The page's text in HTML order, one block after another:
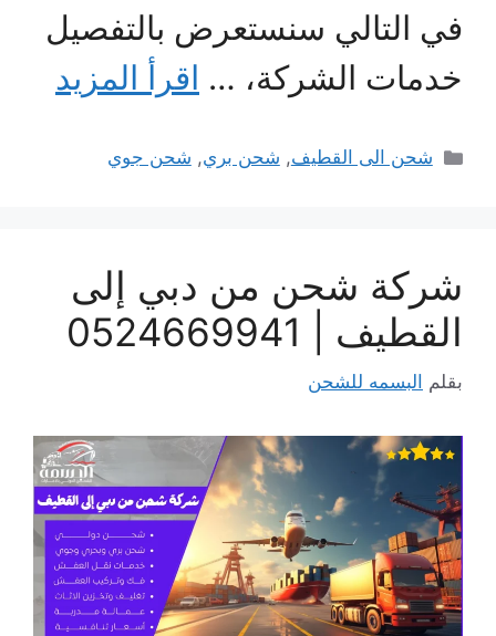
في التالي سنستعرض بالتفصيل
خدمات الشركة، … اقرأ المزيد
التصنيفات
شحن الى القطيف, شحن بري, شحن جوي
شركة شحن من دبي إلى
القطيف | 0524669941
بقلم البسمه للشحن